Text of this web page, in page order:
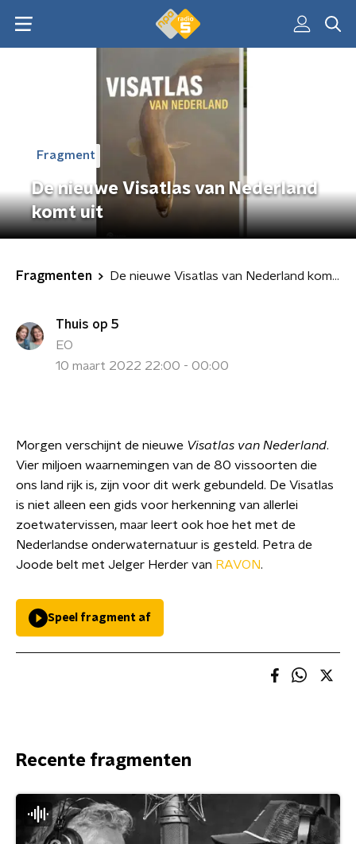
Fragment
De nieuwe Visatlas van Nederland
komt uit
Fragmenten De nieuwe Visatlas van Nederland komt uit
Thuis op 5
EO
10 maart 2022 22:00 - 00:00
Morgen verschijnt de nieuwe Visatlas van Nederland.
Vier miljoen waarnemingen van de 80 vissoorten die
ons land rijk is, zijn voor dit werk gebundeld. De Visatlas
is niet alleen een gids voor herkenning van allerlei
zoetwatervissen, maar leert ook hoe het met de
Nederlandse onderwaternatuur is gesteld. Petra de
Joode belt met Jelger Herder van RAVON.
Speel fragment af
Recente fragmenten